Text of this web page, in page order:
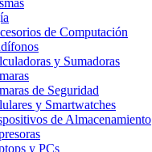
de Computación
y Sumadoras
de Seguridad
y Smartwatches
de Almacenamiento
y PCs